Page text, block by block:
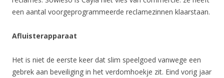
een aantal voorgeprogrammeerde reclamezinnen klaarstaan.
Afluisterapparaat
Het is niet de eerste keer dat slim speelgoed vanwege een
gebrek aan beveiliging in het verdomhoekje zit. Eind vorig jaar